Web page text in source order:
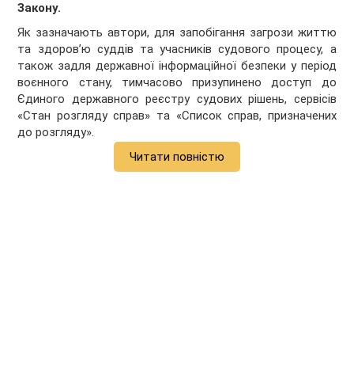
Закону.
Як зазначають автори, для запобігання загрози життю
та здоров’ю суддів та учасників судового процесу, а
також задля державної інформаційної безпеки у період
воєнного стану, тимчасово призупинено доступ до
Єдиного державного реєстру судових рішень, сервісів
«Стан розгляду справ» та «Список справ, призначених
до розгляду».
Читати повністю